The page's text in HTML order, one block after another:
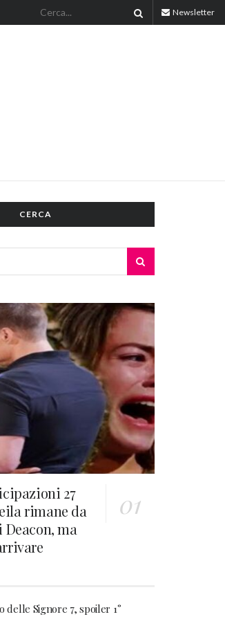
Newsletter
CERCA
27
rimane da
ma
delle Signore 7, spoiler 1°